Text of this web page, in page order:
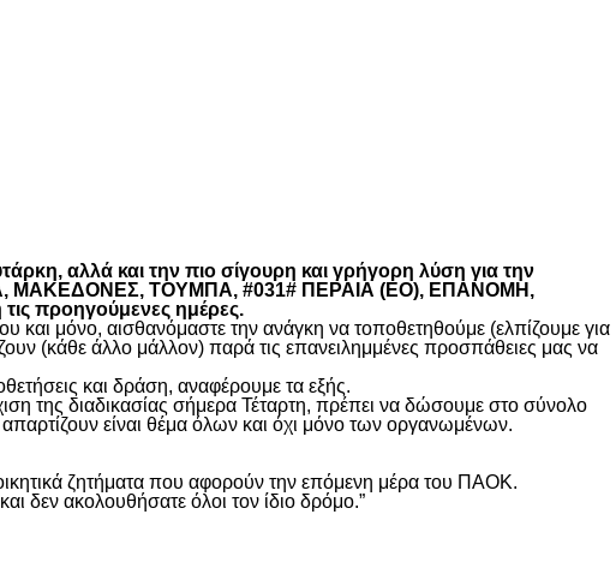
αλλά και την πιο σίγουρη και γρήγορη λύση για την
ΜΑΚΕΔΟΝΕΣ, ΤΟΥΜΠΑ, #031# ΠΕΡΑΙΑ (ΕΟ), ΕΠΑΝΟΜΗ,
προηγούμενες ημέρες.
μόνο, αισθανόμαστε την ανάγκη να τοποθετηθούμε (ελπίζουμε για
(κάθε άλλο μάλλον) παρά τις επανειλημμένες προσπάθειες μας να
και δράση, αναφέρουμε τα εξής.
της διαδικασίας σήμερα Τέταρτη, πρέπει να δώσουμε στο σύνολο
είναι θέμα όλων και όχι μόνο των οργανωμένων.
ζητήματα που αφορούν την επόμενη μέρα του ΠΑΟΚ.
δεν ακολουθήσατε όλοι τον ίδιο δρόμο.”